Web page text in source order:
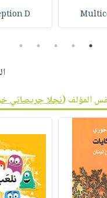
D
1
2
3
4
5
المؤلف (نجلا جريصاتي